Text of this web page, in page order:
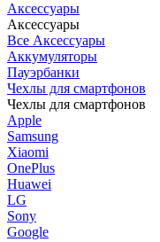
Аксессуары
Аксессуары
Все Аксессуары
Аккумуляторы
Пауэрбанки
Чехлы для смартфонов
Чехлы для смартфонов
Apple
Samsung
Xiaomi
OnePlus
Huawei
LG
Sony
Google